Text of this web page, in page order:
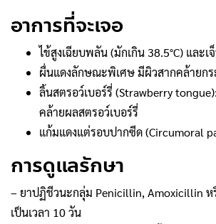
อาการที่จะเจอ
ไข้สูงเฉียบพลัน (มักเกิน 38.5°C) และเ
ผื่นแดงลักษณะพิเศษ มีผิวสากคล้ายก
ลิ้นสตรอว์เบอร์รี่ (Strawberry
คล้ายผลสตรอว์เบอร์รี่
แก้มแดงแต่รอบปากซีด (Circumoral
การดูแลรักษา
– ยาปฏิชีวนะกลุ่ม Penicillin, Amoxicillin ห
เป็นเวลา 10 วัน